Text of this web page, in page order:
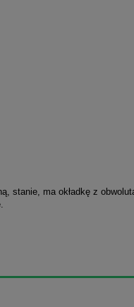
stanie, ma okładkę z